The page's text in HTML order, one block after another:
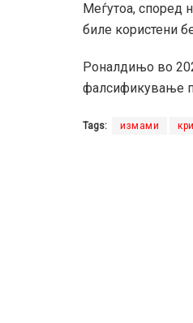
Меѓутоа, според
биле користени
Роналдињо во
фалсификување
Tags: измами